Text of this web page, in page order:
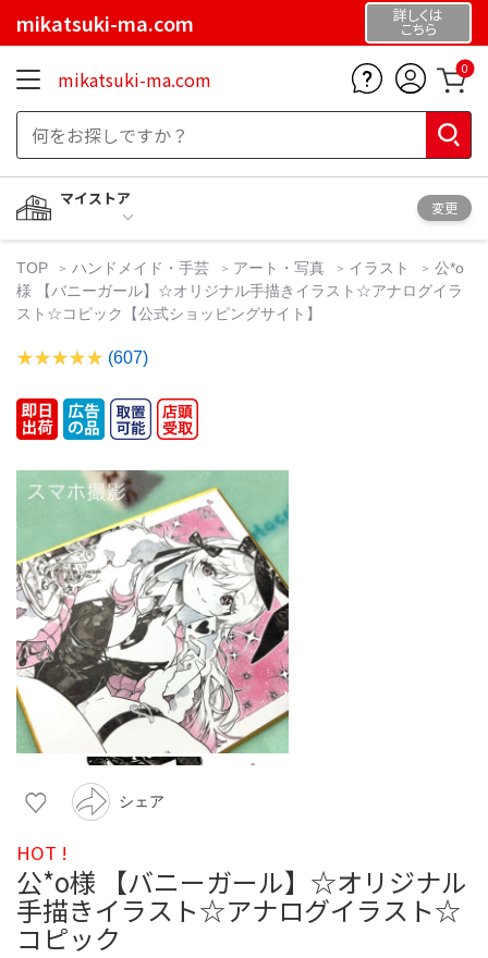
mikatsuki-ma.com 詳しくは
こちら
mikatsuki-ma.com 0
マイストア
変更
TOP ハンドメイド・手芸 アート・写真 イラスト
公*o
様 【バニーガール】☆オリジナル手描きイラスト☆アナログイラ
スト☆コピック【公式ショッピングサイト】
(607)
シェア
HOT !
公*o様 【バニーガール】☆オリジナル
手描きイラスト☆アナログイラスト☆
コピック